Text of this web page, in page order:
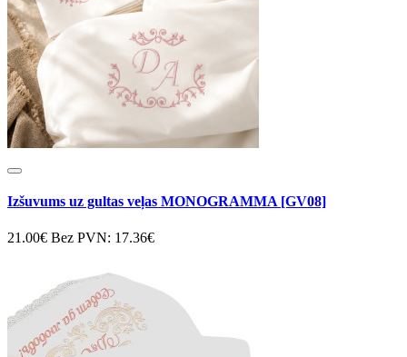
Izšuvums uz gultas veļas MONOGRAMMA [GV08]
21.00€ Bez PVN: 17.36€